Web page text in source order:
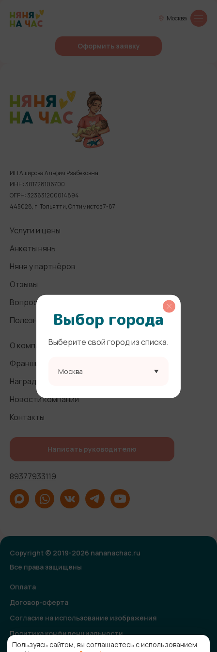
Москва
Оформить заявку
ИП Аширова Альфия Рзабековна
ИНН: 301728106700
ОГРН: 323631200014894
445028, г. Тольятти, Оптимистов 7-87
Услуги и цены
Анкеты нянь
Няня у партнёров
Отзывы
Вопросы и ответы
Полезные статьи
О компании
Франшиза
Награды и СМИ
Новости компании
Контакты
Написать руководителю
89377933119
Copyright © 2019-2026 nananachac.ru
Все права защищены
Оплата
Договор-оферта
Согласие на использование изображения
Политика конфиденциальности
Согласие на получение рекламной и информационной
Выбор города
Выберите свой город из списка.
Москва
Пользуясь сайтом, вы соглашаетесь с использованием